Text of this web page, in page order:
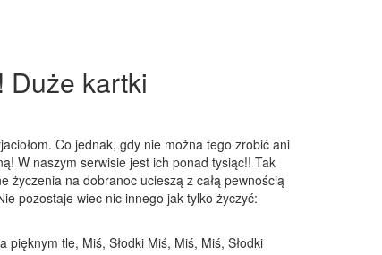
Duże kartki
Co jednak, gdy nie można tego zrobić ani
W naszym serwisie jest ich ponad tysiąc!! Tak
życzenia na dobranoc ucieszą z całą pewnością
pozostaje wiec nic innego jak tylko życzyć:
pięknym tle, Miś, Słodki Miś, Miś, Miś, Słodki